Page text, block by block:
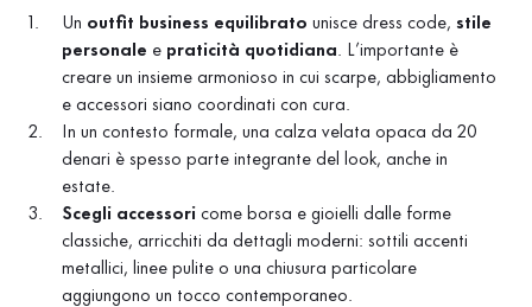
Un outfit business equilibrato unisce dress code, stile
personale e praticità quotidiana. L’importante è
creare un insieme armonioso in cui scarpe, abbigliamento
e accessori siano coordinati con cura.
In un contesto formale, una calza velata opaca da 20
denari è spesso parte integrante del look, anche in
estate.
Scegli accessori come borsa e gioielli dalle forme
classiche, arricchiti da dettagli moderni: sottili accenti
metallici, linee pulite o una chiusura particolare
aggiungono un tocco contemporaneo.